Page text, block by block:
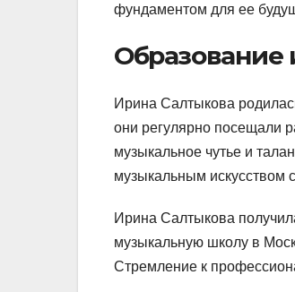
фундаментом для ее
Образование
Ирина Салтыкова
они регулярно посещали
музыкальное чутье и
музыкальным искусством
Ирина Салтыкова
музыкальную школу в
Стремление к